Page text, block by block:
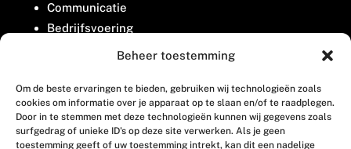
Beheer toestemming
Om de beste ervaringen te bieden, gebruiken wij technologieën zoals
cookies om informatie over je apparaat op te slaan en/of te raadplegen.
Door in te stemmen met deze technologieën kunnen wij gegevens zoals
surfgedrag of unieke ID's op deze site verwerken. Als je geen
toestemming geeft of uw toestemming intrekt, kan dit een nadelige
Communicatie
Bedrijfsvoering
Belangenbehartiging
Contact
Houttuinlaan 8